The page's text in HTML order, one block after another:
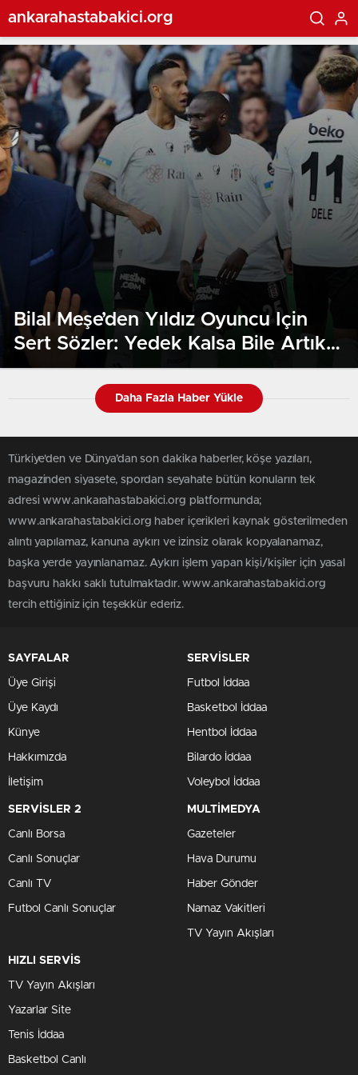
ankarahastabakici.org
Bilal Meşe’den Yıldız Oyuncu Için
Sert Sözler: Yedek Kalsa Bile Artık
Gıkını Çıkaramaz!
Daha Fazla Haber Yükle
Türkiye'den ve Dünya’dan son dakika haberler, köşe yazıları,
magazinden siyasete, spordan seyahate bütün konuların tek
adresi www.ankarahastabakici.org platformunda;
www.ankarahastabakici.org haber içerikleri kaynak gösterilmeden
alıntı yapılamaz, kanuna aykırı ve izinsiz olarak kopyalanamaz,
başka yerde yayınlanamaz. Aykırı işlem yapan kişi/kişiler için yasal
başvuru hakkı saklı tutulmaktadır. www.ankarahastabakici.org
tercih ettiğiniz için teşekkür ederiz.
SAYFALAR
Üye Girişi
Üye Kaydı
Künye
Hakkımızda
İletişim
SERVİSLER
Futbol İddaa
Basketbol İddaa
Hentbol İddaa
Bilardo İddaa
Voleybol İddaa
SERVİSLER 2
Canlı Borsa
Canlı Sonuçlar
Canlı TV
Futbol Canlı Sonuçlar
MULTİMEDYA
Gazeteler
Hava Durumu
Haber Gönder
Namaz Vakitleri
TV Yayın Akışları
HIZLI SERVİS
TV Yayın Akışları
Yazarlar Site
Tenis İddaa
Basketbol Canlı